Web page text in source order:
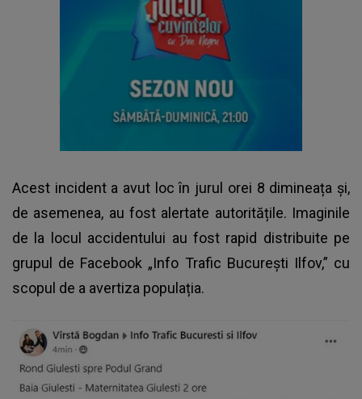
Acest incident a avut loc în jurul orei 8 dimineața și,
de asemenea, au fost alertate autoritățile. Imaginile
de la locul accidentului au fost rapid distribuite pe
grupul de Facebook „Info Trafic București Ilfov,” cu
scopul de a avertiza populația.